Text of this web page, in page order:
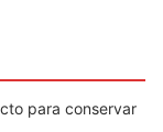
para conservar